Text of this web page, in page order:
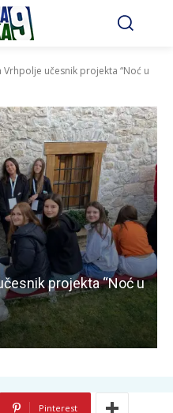
Vrhpolje učesnik projekta “Noć u
projekta “Noć u
Pinterest